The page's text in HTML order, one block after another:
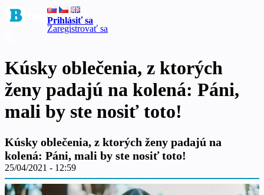
Prihlásiť sa
Zaregistrovať sa
Kúsky oblečenia, z ktorých
ženy padajú na kolená: Páni,
mali by ste nosiť toto!
Kúsky oblečenia, z ktorých ženy padajú na
kolená: Páni, mali by ste nosiť toto!
25/04/2021 - 12:59